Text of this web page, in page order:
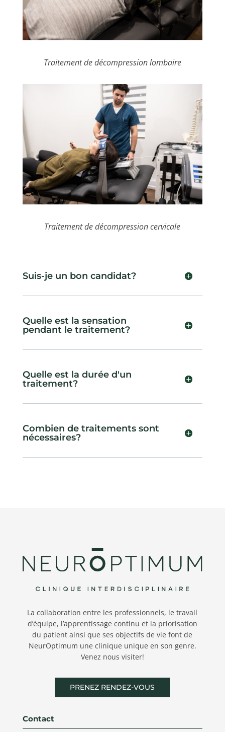
Traitement de décompression lombaire
Traitement de décompression cervicale
Suis-je un bon candidat?
Quelle est la sensation
pendant le traitement?
Quelle est la durée d'un
traitement?
Combien de traitements sont
nécessaires?
La collaboration entre les professionnels, le travail
d’équipe, l’apprentissage continu et la priorisation
du patient ainsi que ses objectifs de vie font de
NeurOptimum une clinique unique en son genre.
Venez nous visiter!
PRENEZ RENDEZ-VOUS
Contact